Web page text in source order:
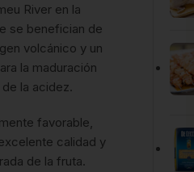
River en la
se benefician de
volcánico y un
la maduración
la acidez.
favorable,
calidad y
de la fruta.